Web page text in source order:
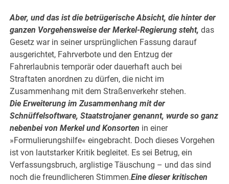
Aber, und das ist die betrügerische Absicht, die hinter der
ganzen Vorgehensweise der Merkel-Regierung steht, das
Gesetz war in seiner ursprünglichen Fassung darauf
ausgerichtet, Fahrverbote und den Entzug der
Fahrerlaubnis temporär oder dauerhaft auch bei
Straftaten anordnen zu dürfen, die nicht im
Zusammenhang mit dem Straßenverkehr stehen.
Die Erweiterung im Zusammenhang mit der
Schnüffelsoftware, Staatstrojaner genannt, wurde so ganz
nebenbei von Merkel und Konsorten in einer
»Formulierungshilfe« eingebracht. Doch dieses Vorgehen
ist von lautstarker Kritik begleitet. Es sei Betrug, ein
Verfassungsbruch, arglistige Täuschung – und das sind
noch die freundlicheren Stimmen.Eine dieser kritischen